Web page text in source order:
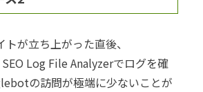
が立ち上がった直後、
Log File Analyzerでログを確
の訪問が極端に少ないことが